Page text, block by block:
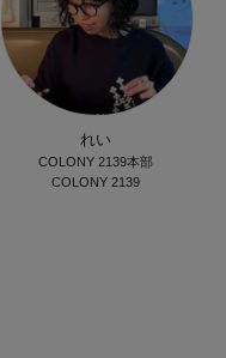
れい
COLONY 2139本部
COLONY 2139